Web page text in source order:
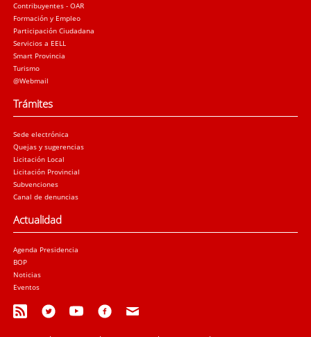
Contribuyentes - OAR
Formación y Empleo
Participación Ciudadana
Servicios a EELL
Smart Provincia
Turismo
@Webmail
Trámites
Sede electrónica
Quejas y sugerencias
Licitación Local
Licitación Provincial
Subvenciones
Canal de denuncias
Actualidad
Agenda Presidencia
BOP
Noticias
Eventos